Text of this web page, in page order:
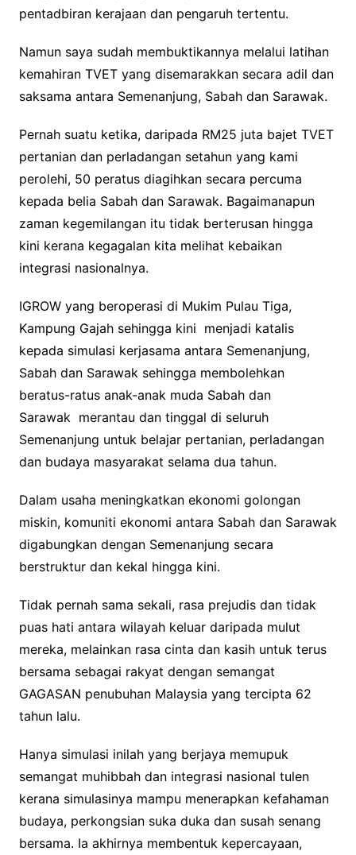
pentadbiran kerajaan dan pengaruh tertentu.
Namun saya sudah membuktikannya melalui latihan
kemahiran TVET yang disemarakkan secara adil dan
saksama antara Semenanjung, Sabah dan Sarawak.
Pernah suatu ketika, daripada RM25 juta bajet TVET
pertanian dan perladangan setahun yang kami
perolehi, 50 peratus diagihkan secara percuma
kepada belia Sabah dan Sarawak. Bagaimanapun
zaman kegemilangan itu tidak berterusan hingga
kini kerana kegagalan kita melihat kebaikan
integrasi nasionalnya.
IGROW yang beroperasi di Mukim Pulau Tiga,
Kampung Gajah sehingga kini menjadi katalis
kepada simulasi kerjasama antara Semenanjung,
Sabah dan Sarawak sehingga membolehkan
beratus-ratus anak-anak muda Sabah dan
Sarawak merantau dan tinggal di seluruh
Semenanjung untuk belajar pertanian, perladangan
dan budaya masyarakat selama dua tahun.
Dalam usaha meningkatkan ekonomi golongan
miskin, komuniti ekonomi antara Sabah dan Sarawak
digabungkan dengan Semenanjung secara
berstruktur dan kekal hingga kini.
Tidak pernah sama sekali, rasa prejudis dan tidak
puas hati antara wilayah keluar daripada mulut
mereka, melainkan rasa cinta dan kasih untuk terus
bersama sebagai rakyat dengan semangat
GAGASAN penubuhan Malaysia yang tercipta 62
tahun lalu.
Hanya simulasi inilah yang berjaya memupuk
semangat muhibbah dan integrasi nasional tulen
kerana simulasinya mampu menerapkan kefahaman
budaya, perkongsian suka duka dan susah senang
bersama. Ia akhirnya membentuk kepercayaan,